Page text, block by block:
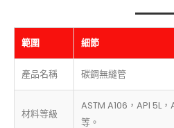
範圍 細節
產品名稱 碳鋼無縫管
材料等級
ASTM A106，API 5L
等。